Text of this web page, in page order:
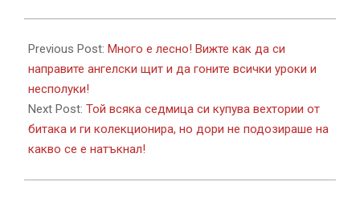
11-
04
Previous Post: Много е лесно! Вижте как да си
направите ангелски щит и да гоните всички уроки и
несполуки!
Next Post: Той всяка седмица си купува вехтории от
битака и ги колекционира, но дори не подозираше на
какво се е натъкнал!